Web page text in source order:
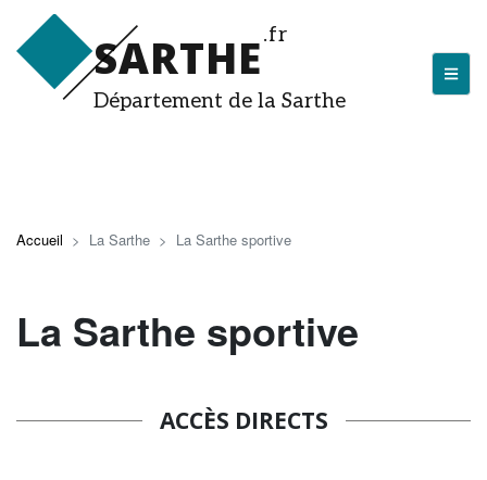
contenu
SARTHE.fr
Département de la Sarthe
J'arrive en Sarthe
Entreprendre en Sarthe
Que faire en Sarthe ?
Accueil La Sarthe La Sarthe sportive
La Sarthe sportive
ACCÈS DIRECTS